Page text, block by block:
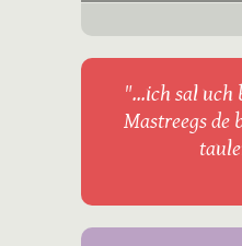
"...ich sal uch
Mastreegs de